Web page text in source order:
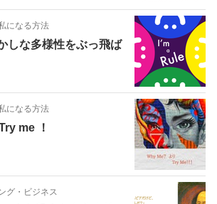
になる方法
しな多様性をぶっ飛ば
になる方法
me ！
グ・ビジネス